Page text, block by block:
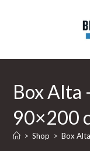
Box Alta
90×200
> Shop > Box